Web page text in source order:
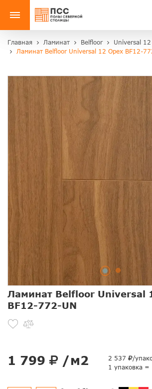
Главная Ламинат Belfloor
Universal 12
Ламинат Belfloor Universal 12 Орех BF12-
Ламинат Belfloor Universal
BF12-772-UN
1 799 /м2 2 537
/
1 упаковка